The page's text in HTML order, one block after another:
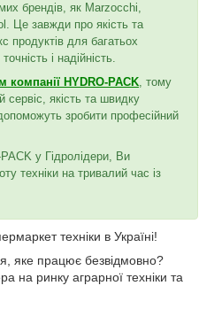
брендів, як Marzocchi,
Це завжди про якість та
продуктів для багатьох
і надійність.
компанії HYDRO-PACK, тому
сервіс, якість та швидку
зробити професійний
у Гідролідери, Ви
техніки на тривалий час із
техніки в Україні!
яке працює безвідмовно?
на ринку аграрної техніки та